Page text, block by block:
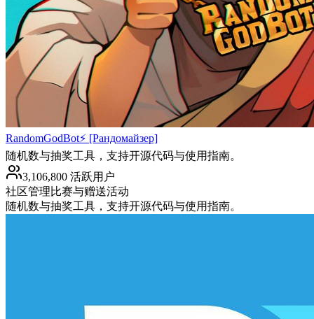
RandomGodBot⚡️ [Рандомайзер]
随机数与抽奖工具，支持开源代码与使用指南。
3,106,800 活跃用户
社区管理比赛与赠送活动
随机数与抽奖工具，支持开源代码与使用指南。